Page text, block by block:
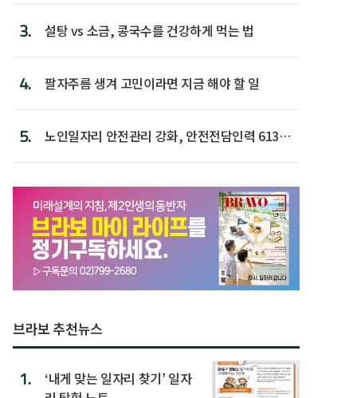
3. 설탕 vs 소금, 콩국수를 건강하게 먹는 법
4. 팔자주름 생겨 고민이라면 지금 해야 할 일
5.
노인일자리 안전관리 강화, 안전전담인력 613명
브라보 추천뉴스
1.
‘내게 맞는 일자리 찾기’ 일자